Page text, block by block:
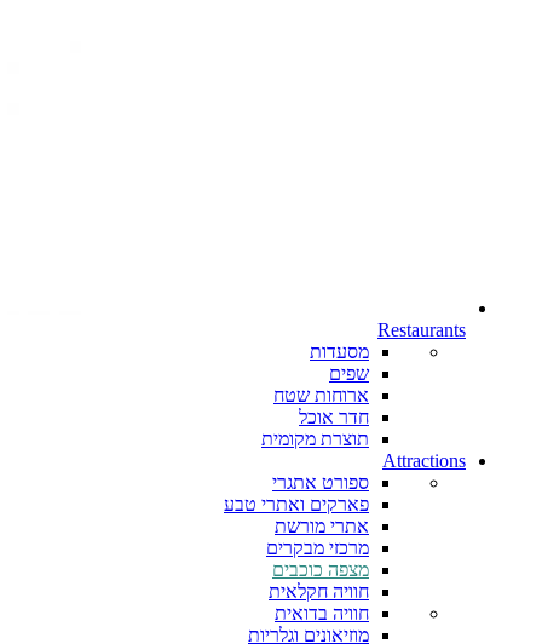
Restaurants
מסעדות
שפים
ארוחות שטח
חדר אוכל
תוצרת מקומית
Attractions
ספורט אתגרי
פארקים ואתרי טבע
אתרי מורשת
מרכזי מבקרים
מצפה כוכבים
חוויה חקלאית
חוויה בדואית
מוזיאונים וגלריות